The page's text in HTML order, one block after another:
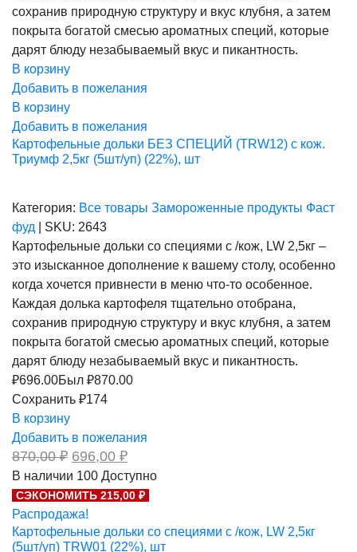
сохранив природную структуру и вкус клубня, а затем
покрыта богатой смесью ароматных специй, которые
дарят блюду незабываемый вкус и пикантность.
В корзину
Добавить в пожелания
В корзину
Добавить в пожелания
Картофельные дольки БЕЗ СПЕЦИЙ (TRW12) с кож.
Триумф 2,5кг (5шт/уп) (22%), шт
Категория: Все товары Замороженные продукты Фаст
фуд
SKU: 2643
Картофельные дольки со специями с /кож, LW 2,5кг –
это изысканное дополнение к вашему столу, особенно
когда хочется привнести в меню что-то особенное.
Каждая долька картофеля тщательно отобрана,
сохранив природную структуру и вкус клубня, а затем
покрыта богатой смесью ароматных специй, которые
дарят блюду незабываемый вкус и пикантность.
₽696.00Был ₽870.00
Сохранить ₽174
В корзину
Добавить в пожелания
870,00₽ Первоначальная
цена
составляла
870,00 ₽.
696,00 ₽Текущая
696,00 ₽.
В наличии 100 Доступно
СЭКОНОМИТЬ 215,00 ₽
Распродажа!
Картофельные дольки со специями с /кож, LW 2,5кг
(5шт/уп) TRW01 (22%), шт